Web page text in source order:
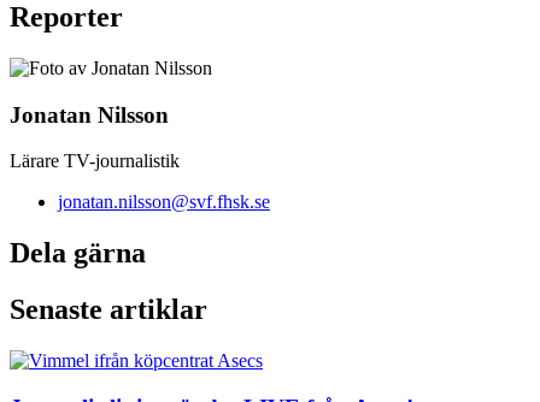
Reporter
Jonatan Nilsson
Lärare TV-journalistik
jonatan.nilsson@svf.fhsk.se
Dela gärna
Senaste artiklar